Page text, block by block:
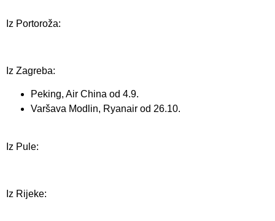
Iz Portoroža:
Iz Zagreba:
Peking, Air China od 4.9.
Varšava Modlin, Ryanair od 26.10.
Iz Pule:
Iz Rijeke: